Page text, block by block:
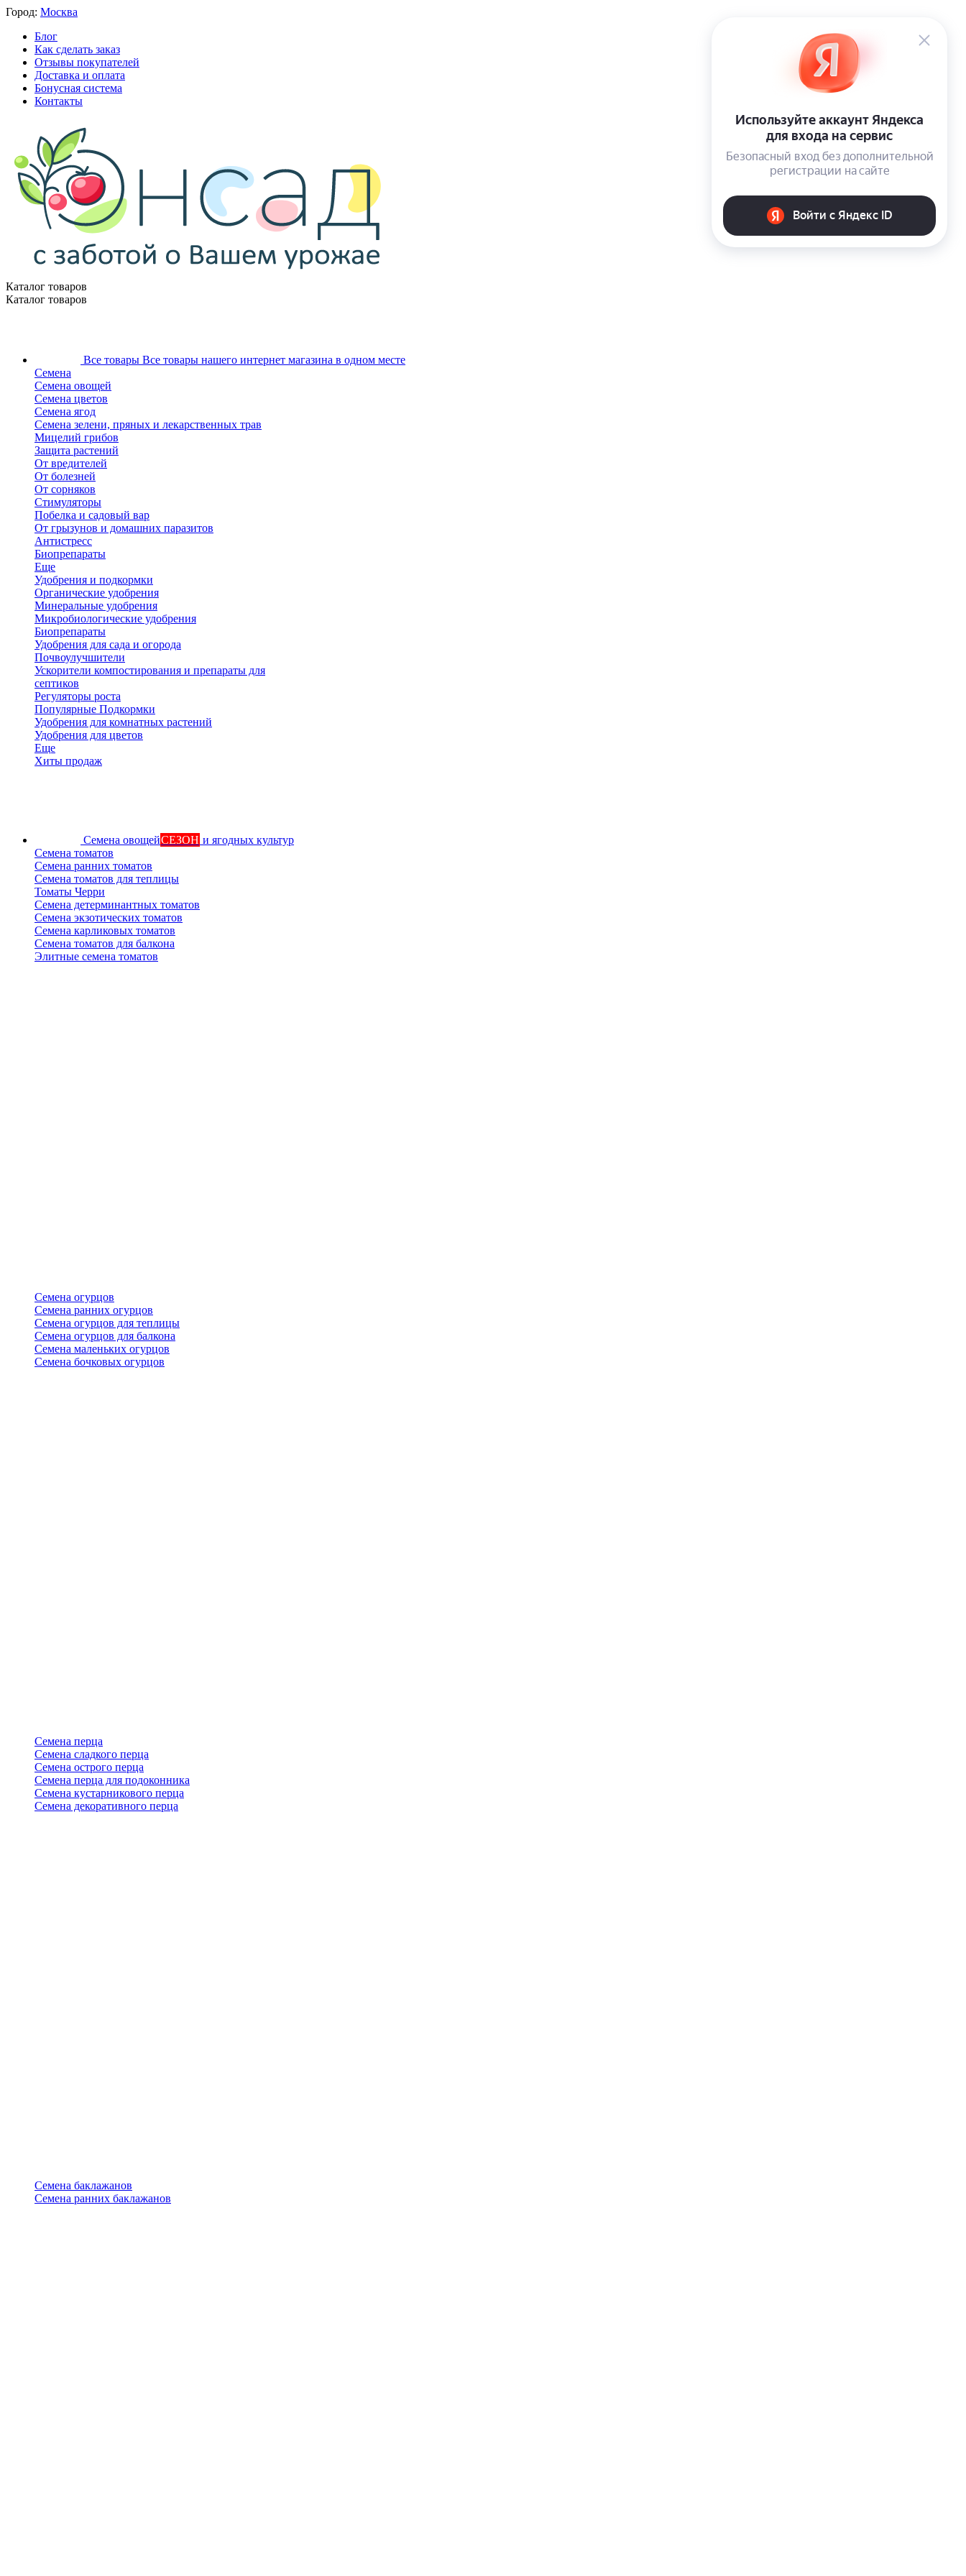
Город: Москва
Блог
Как сделать заказ
Отзывы покупателей
Доставка и оплата
Бонусная система
Контакты
Каталог товаров
Каталог товаров
Все товары Все товары нашего интернет магазина в одном месте
Семена
Семена овощей
Семена цветов
Семена ягод
Семена зелени, пряных и лекарственных трав
Мицелий грибов
Защита растений
От вредителей
От болезней
От сорняков
Стимуляторы
Побелка и садовый вар
От грызунов и домашних паразитов
Антистресс
Биопрепараты
Еще
Удобрения и подкормки
Органические удобрения
Минеральные удобрения
Микробиологические удобрения
Биопрепараты
Удобрения для сада и огорода
Почвоулучшители
Ускорители компостирования и препараты для
септиков
Регуляторы роста
Популярные Подкормки
Удобрения для комнатных растений
Удобрения для цветов
Еще
Хиты продаж
Семена овощейСЕЗОН и ягодных культур
Семена томатов
Семена ранних томатов
Семена томатов для теплицы
Томаты Черри
Семена детерминантных томатов
Семена экзотических томатов
Семена карликовых томатов
Семена томатов для балкона
Элитные семена томатов
Семена огурцов
Семена ранних огурцов
Семена огурцов для теплицы
Семена огурцов для балкона
Семена маленьких огурцов
Семена бочковых огурцов
Семена перца
Семена сладкого перца
Семена острого перца
Семена перца для подоконника
Семена кустарникового перца
Семена декоративного перца
Семена баклажанов
Семена ранних баклажанов